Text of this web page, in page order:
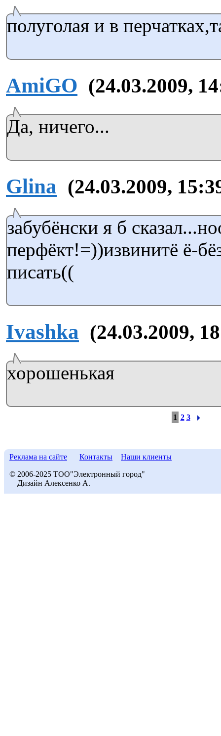
полуголая и в
AmiGO (24.03.2009,
Да, ничего...
Glina (24.03.2009,
забубёнски я б
перфёкт!=))извинитё ё-
писать((
Ivashka (24.03.2009,
хорошенькая
1 2 3
Реклама на сайте Контакты Наши клиенты
© 2006-2025 ТОО"Электронный город"
Дизайн Алексенко А.